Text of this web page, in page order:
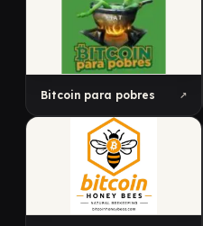
Bitcoin para pobres ↗